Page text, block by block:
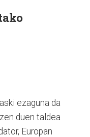
ezaguna da
duen taldea
Europan